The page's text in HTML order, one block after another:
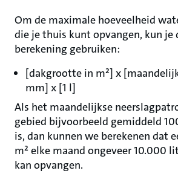
Om de maximale hoeveelheid
die je thuis kunt opvangen, kun je
berekening gebruiken:
[dakgrootte in m²] x
mm] x [1 l]
Als het maandelijkse
gebied bijvoorbeeld gemiddeld
is, dan kunnen we berekenen dat
m² elke maand ongeveer 10.000
kan opvangen.